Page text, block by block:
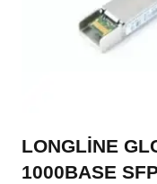
LONGLİNE
1000BASE